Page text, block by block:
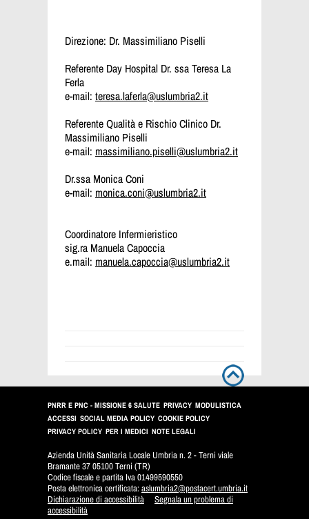
Direzione: Dr. Massimiliano Piselli
Referente Day Hospital Dr. ssa Teresa La
Ferla
e-mail: teresa.laferla@uslumbria2.it
Referente Qualità e Rischio Clinico Dr.
Massimiliano Piselli
e-mail: massimiliano.piselli@uslumbria2.it
Dr.ssa Monica Coni
e-mail: monica.coni@uslumbria2.it
Coordinatore Infermieristico
sig.ra Manuela Capoccia
e.mail: manuela.capoccia@uslumbria2.it
PNRR E PNC - MISSIONE 6 SALUTE PRIVACY MODULISTICA
ACCESSI SOCIAL MEDIA POLICY COOKIE POLICY
PRIVACY POLICY PER I MEDICI NOTE LEGALI
Azienda Unità Sanitaria Locale Umbria n. 2 - Terni viale
Bramante 37 05100 Terni (TR)
Codice fiscale e partita Iva 01499590550
Posta elettronica certificata:aslumbria2@postacert.umbria.it
Dichiarazione di accessibilità
Segnala un problema di
accessibilità